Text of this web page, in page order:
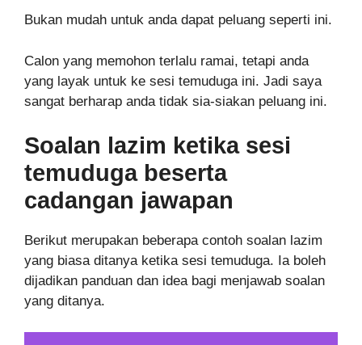
Bukan mudah untuk anda dapat peluang seperti ini.
Calon yang memohon terlalu ramai, tetapi anda
yang layak untuk ke sesi temuduga ini. Jadi saya
sangat berharap anda tidak sia-siakan peluang ini.
Soalan lazim ketika sesi
temuduga beserta
cadangan jawapan
Berikut merupakan beberapa contoh soalan lazim
yang biasa ditanya ketika sesi temuduga. Ia boleh
dijadikan panduan dan idea bagi menjawab soalan
yang ditanya.